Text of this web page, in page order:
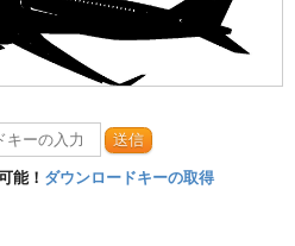
送信
能！ ダウンロードキーの取得